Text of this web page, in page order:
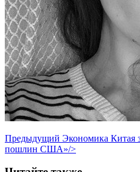
Предыдущий Экономика Китая
пошлин США»/>